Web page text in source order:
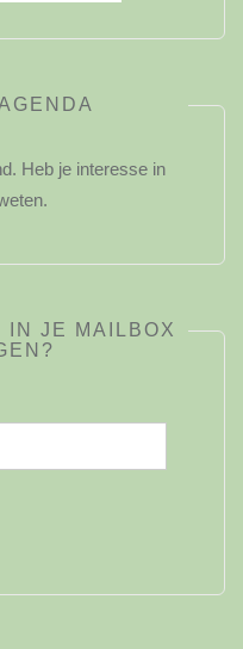
Heb je interesse in
IN JE MAILBOX